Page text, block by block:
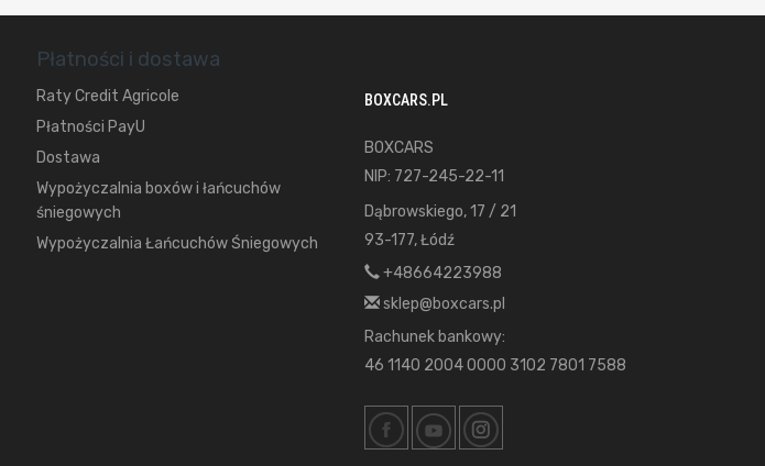
Płatności i dostawa
Raty Credit Agricole
Płatności PayU
Dostawa
Wypożyczalnia boxów i łańcuchów
śniegowych
Wypożyczalnia Łańcuchów Śniegowych
BOXCARS.PL
BOXCARS
NIP: 727-245-22-11
Dąbrowskiego, 17 / 21
93-177, Łódź
+48664223988
sklep@boxcars.pl
Rachunek bankowy:
46 1140 2004 0000 3102 7801 7588